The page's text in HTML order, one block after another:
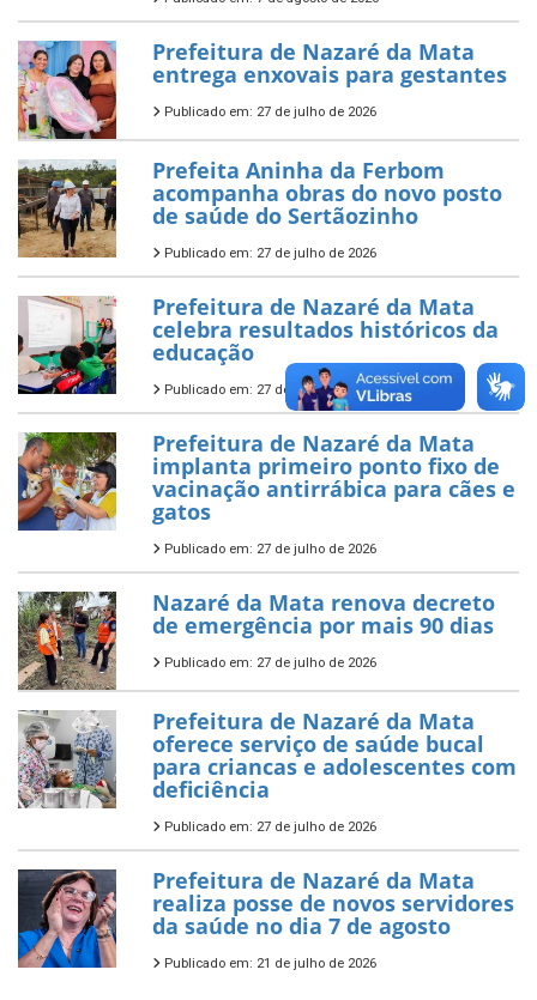
Prefeitura de Nazaré da Mata
entrega enxovais para gestantes
Publicado em: 27 de julho de 2026
Prefeita Aninha da Ferbom
acompanha obras do novo posto
de saúde do Sertãozinho
Publicado em: 27 de julho de 2026
Prefeitura de Nazaré da Mata
celebra resultados históricos da
educação
Publicado em: 27 de julho de 2026
Prefeitura de Nazaré da Mata
implanta primeiro ponto fixo de
vacinação antirrábica para cães e
gatos
Publicado em: 27 de julho de 2026
Nazaré da Mata renova decreto
de emergência por mais 90 dias
Publicado em: 27 de julho de 2026
Prefeitura de Nazaré da Mata
oferece serviço de saúde bucal
para criancas e adolescentes com
deficiência
Publicado em: 27 de julho de 2026
Prefeitura de Nazaré da Mata
realiza posse de novos servidores
da saúde no dia 7 de agosto
Publicado em: 21 de julho de 2026